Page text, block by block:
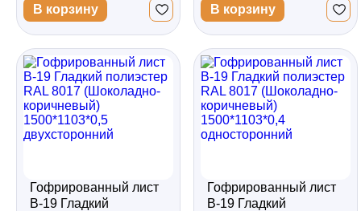
1500*1103*0,45
односторонний
В корзину
1500*1103*0,5
односторонний
В корзину
Гофрированный лист
В-19 Гладкий
Гофрированный лист
В-19 Гладкий